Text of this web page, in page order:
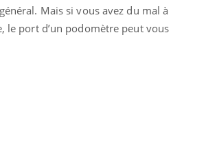
Mais si vous avez du mal à
le port d’un podomètre peut vous